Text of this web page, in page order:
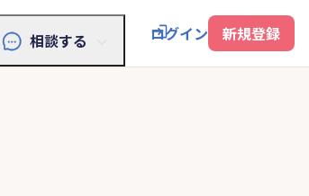
相談する ログイン 新規登録